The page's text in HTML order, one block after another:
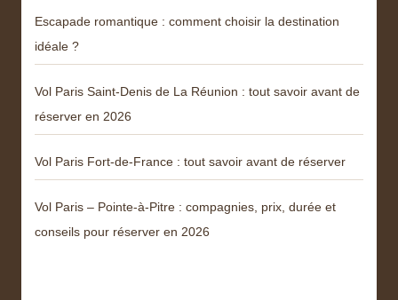
Escapade romantique : comment choisir la destination
idéale ?
Vol Paris Saint-Denis de La Réunion : tout savoir avant de
réserver en 2026
Vol Paris Fort-de-France : tout savoir avant de réserver
Vol Paris – Pointe-à-Pitre : compagnies, prix, durée et
conseils pour réserver en 2026